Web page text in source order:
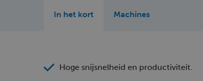
In het kort Machines
Hoge snijsnelheid en productiviteit.